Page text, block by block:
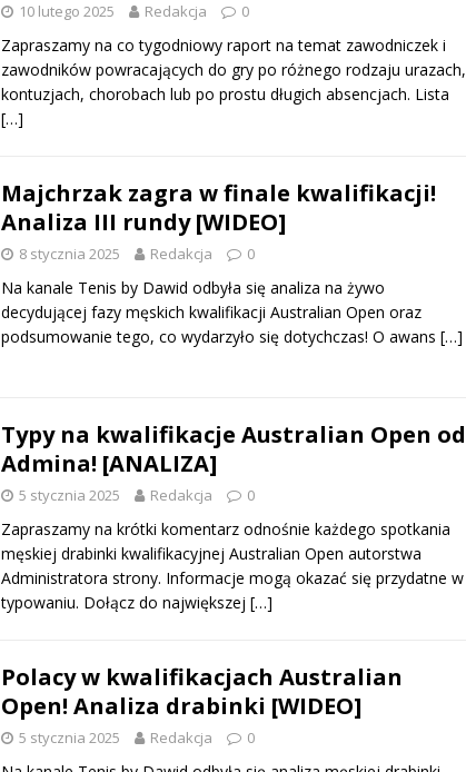
10 lutego 2025 Redakcja 0
Zapraszamy na co tygodniowy raport na temat zawodniczek i
zawodników powracających do gry po różnego rodzaju urazach,
kontuzjach, chorobach lub po prostu długich absencjach. Lista
[…]
Majchrzak zagra w finale kwalifikacji!
Analiza III rundy [WIDEO]
8 stycznia 2025 Redakcja 0
Na kanale Tenis by Dawid odbyła się analiza na żywo
decydującej fazy męskich kwalifikacji Australian Open oraz
podsumowanie tego, co wydarzyło się dotychczas! O awans […]
Typy na kwalifikacje Australian Open od
Admina! [ANALIZA]
5 stycznia 2025 Redakcja 0
Zapraszamy na krótki komentarz odnośnie każdego spotkania
męskiej drabinki kwalifikacyjnej Australian Open autorstwa
Administratora strony. Informacje mogą okazać się przydatne w
typowaniu. Dołącz do największej […]
Polacy w kwalifikacjach Australian
Open! Analiza drabinki [WIDEO]
5 stycznia 2025 Redakcja 0